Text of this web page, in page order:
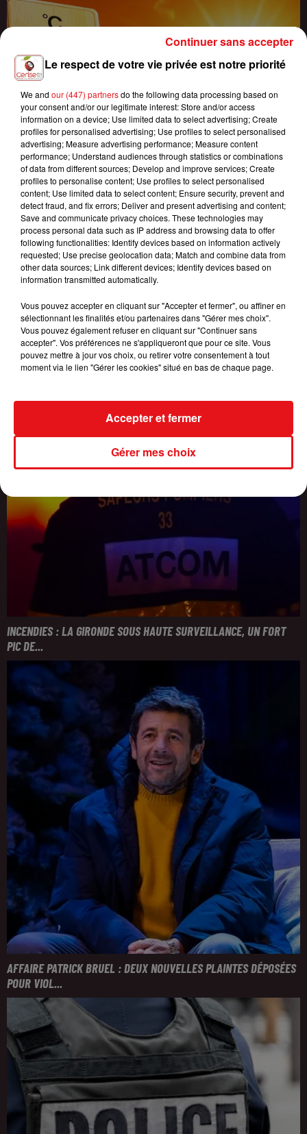
JUSQU'À 42°C...
INCENDIES : LA GIRONDE SOUS HAUTE SURVEILLANCE, UN FORT
PIC DE...
AFFAIRE PATRICK BRUEL : DEUX NOUVELLES PLAINTES DÉPOSÉES
POUR VIOL...
Le respect de votre vie privée est notre priorité
We and our (447) partnersdo the following data processing based on
your consent and/or our legitimate interest: Store and/or access
information on a device; Use limited data to select advertising; Create
profiles for personalised advertising; Use profiles to select personalised
advertising; Measure advertising performance; Measure content
performance; Understand audiences through statistics or combinations
of data from different sources; Develop and improve services; Create
profiles to personalise content; Use profiles to select personalised
content; Use limited data to select content; Ensure security, prevent and
detect fraud, and fix errors; Deliver and present advertising and content;
Save and communicate privacy choices. These technologies may
process personal data such as IP address and browsing data to offer
following functionalities: Identify devices based on information actively
requested; Use precise geolocation data; Match and combine data from
other data sources; Link different devices; Identify devices based on
information transmitted automatically.
Vous pouvez accepter en cliquant sur "Accepter et fermer", ou affiner en
sélectionnant les finalités et/ou partenaires dans "Gérer mes choix".
Vous pouvez également refuser en cliquant sur "Continuer sans
accepter". Vos préférences ne s'appliqueront que pour ce site. Vous
pouvez mettre à jour vos choix, ou retirer votre consentement à tout
moment via le lien "Gérer les cookies" situé en bas de chaque page.
Gérer mes choix
Accepter et fermer
Continuer sans accepter